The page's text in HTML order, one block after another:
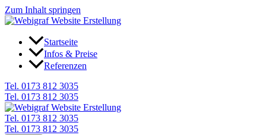
Zum Inhalt springen
Startseite
Infos & Preise
Referenzen
Tel. 0173 812 3035
Tel. 0173 812 3035
Tel. 0173 812 3035
Tel. 0173 812 3035